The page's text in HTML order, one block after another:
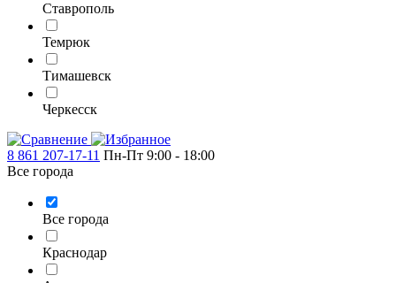
Ставрополь
Темрюк
Тимашевск
Черкесск
8 861 207-17-11 Пн-Пт 9:00 - 18:00
Все города
Все города
Краснодар